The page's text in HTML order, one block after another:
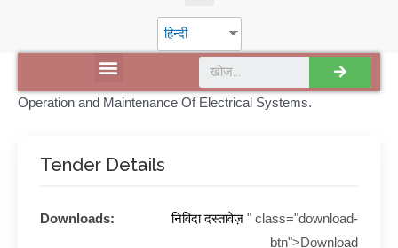
हिन्दी
Operation and Maintenance Of Electrical Systems.
Tender Details
Downloads: निविदा दस्तावेज़ " class="download-
btn">Download